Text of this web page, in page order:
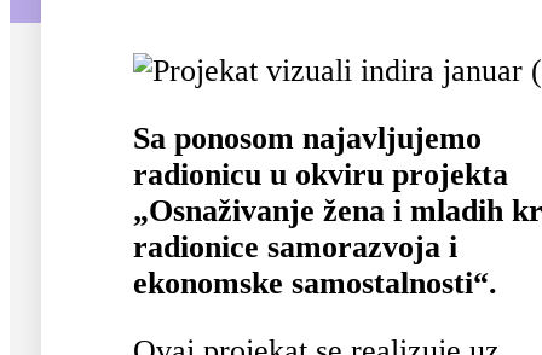
Sa ponosom najavljujemo
radionicu u okviru projekta
„Osnaživanje žena i mladih
radionice samorazvoja i
ekonomske samostalnosti“.